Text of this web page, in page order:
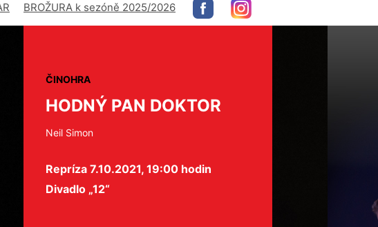
BROŽURA k sezóně 2025/2026
ČINOHRA
HODNÝ PAN DOKTOR
Neil Simon
Repríza 7.10.2021, 19:00 hodin
Divadlo „12“